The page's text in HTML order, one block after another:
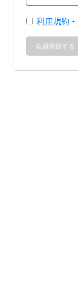
利用規約 ・
会員登録する